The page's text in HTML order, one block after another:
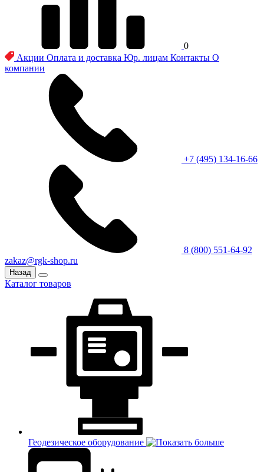
0
Акции Оплата и доставка Юр. лицам Контакты О
компании
+7 (495) 134-16-66
8 (800) 551-64-92
zakaz@rgk-shop.ru
Назад
Каталог товаров
Геодезическое оборудование